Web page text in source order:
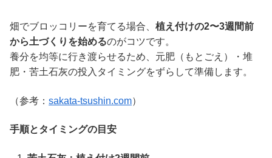
畑でブロッコリーを育てる場合、 植え付けの2〜3週間前
から土づくりを始めるのがコツです。
養分を均等に行き渡らせるため、元肥（もとごえ）・堆
肥・苦土石灰の投入タイミングをずらして準備します。
（参考： sakata-tsushin.com）
手順とタイミングの目安